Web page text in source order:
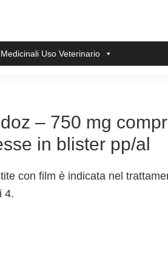
Medicinali Uso Veterinario
– 750 mg
in blister pp/al
con film è indicata nel
4.